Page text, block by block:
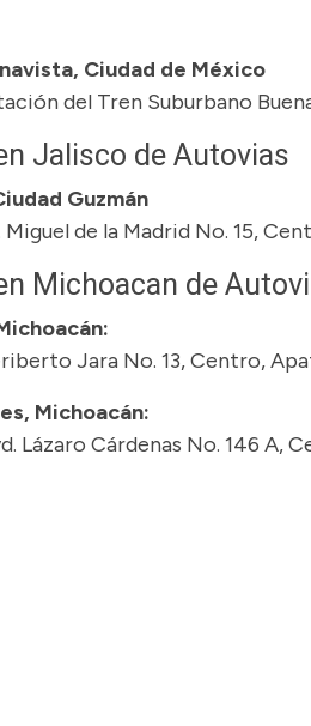
Ciudad de México
del Tren Suburbano
Jalisco de Autovias
Guzmán
de la Madrid No. 15,
Michoacan de
Jara No. 13, Centro,
Michoacán:
Lázaro Cárdenas No. 146 A,